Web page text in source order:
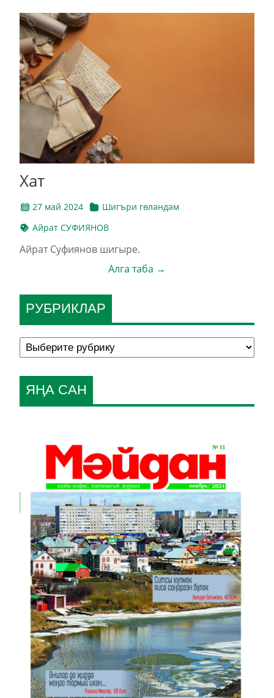
Хат
27 май 2024
Шигъри гөләндәм
Айрат СУФИЯНОВ
Айрат Суфиянов шигыре.
Алга таба →
РУБРИКЛАР
ЯҢА САН